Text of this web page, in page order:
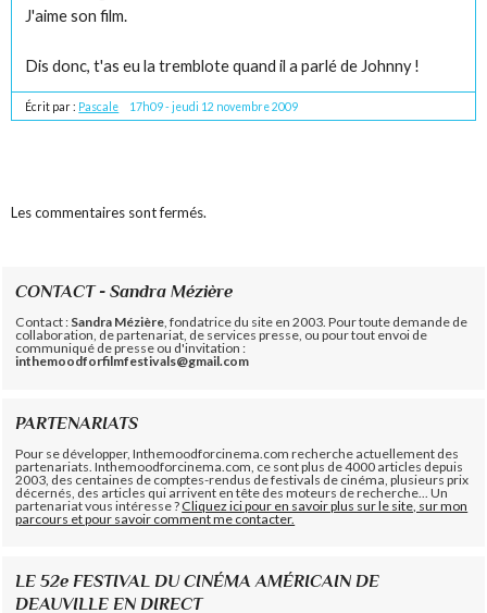
J'aime son film.
Dis donc, t'as eu la tremblote quand il a parlé de Johnny !
Écrit par : Pascale 17h09- jeudi 12 novembre 2009
Les commentaires sont fermés.
CONTACT - Sandra Mézière
Contact : Sandra Mézière , fondatrice du site en 2003. Pour toute demande de
collaboration, de partenariat, de services presse, ou pour tout envoi de
communiqué de presse ou d'invitation :
inthemoodforfilmfestivals@gmail.com
PARTENARIATS
Pour se développer, Inthemoodforcinema.com recherche actuellement des
partenariats. Inthemoodforcinema.com, ce sont plus de 4000 articles depuis
2003, des centaines de comptes-rendus de festivals de cinéma, plusieurs prix
décernés, des articles qui arrivent en tête des moteurs de recherche... Un
partenariat vous intéresse ?Cliquez ici pour en savoir plus sur le site, sur mon
parcours et pour savoir comment me contacter.
LE 52e FESTIVAL DU CINÉMA AMÉRICAIN DE
DEAUVILLE EN DIRECT